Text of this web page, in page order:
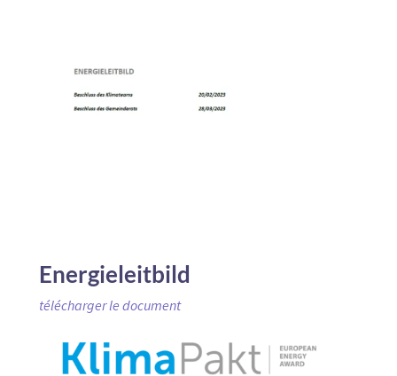
Energieleitbild
télécharger le document